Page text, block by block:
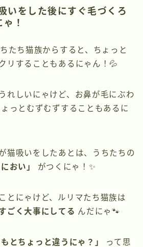
いをした後にすぐ毛づくろ
！
たち猫族からすると、ちょっと
リすることもあるにゃん！💦
れしいにゃけど、お鼻が毛にぶわ
っとむずむずすることもあるに
猫吸いをしたあとは、うちたちの
おい」 がつくにゃ！✨
とにゃけど、ルリマたち猫族は
ごく大事にしてる んだにゃ🐾
もとちょっと違うにゃ？」
って思